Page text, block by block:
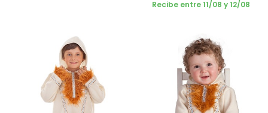
Recibe entre 11/08 y 12/08